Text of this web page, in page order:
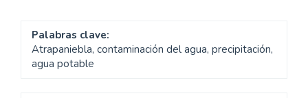
Palabras clave:
Atrapaniebla, contaminación del agua, precipitación,
agua potable